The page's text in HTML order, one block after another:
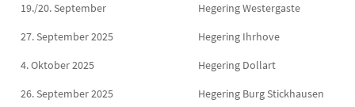
19./20. September
Hegering Westergaste
27. September 2025
Hegering Ihrhove
4. Oktober 2025
Hegering Dollart
26. September 2025
Hegering Burg Stickhausen